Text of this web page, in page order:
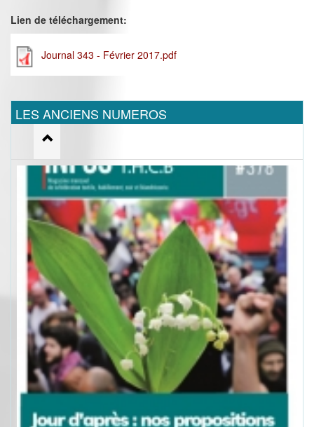
Lien de téléchargement:
Journal 343 - Février 2017.pdf
LES ANCIENS NUMEROS